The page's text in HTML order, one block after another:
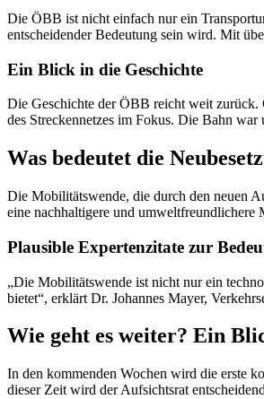
Die ÖBB ist nicht einfach nur ein
entscheidender Bedeutung sein wird. Mit
Ein Blick in die Geschichte
Die Geschichte der ÖBB reicht weit zurück.
des Streckennetzes im Fokus. Die Bahn
Was bedeutet die
Die Mobilitätswende, die durch den neuen
eine nachhaltigere und
Plausible Expertenzitate zur
„Die Mobilitätswende ist nicht nur ein
bietet“, erklärt Dr. Johannes Mayer,
Wie geht es weiter? Ein
In den kommenden Wochen wird die erste
dieser Zeit wird der Aufsichtsrat